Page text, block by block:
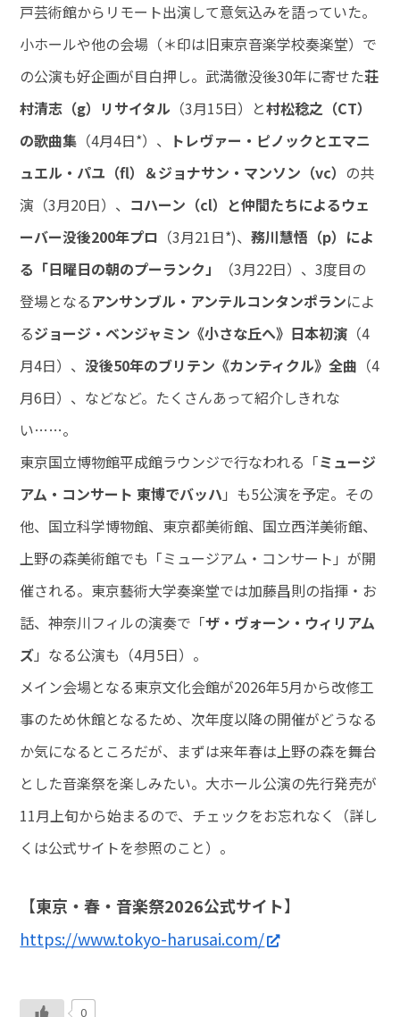
戸芸術館からリモート出演して意気込みを語っていた。
小ホールや他の会場（＊印は旧東京音楽学校奏楽堂）で
の公演も好企画が目白押し。武満徹没後30年に寄せた荘
村清志（g）リサイタル （3月15日）と村松稔之（CT）
の歌曲集 （4月4日*）、
トレヴァー・ピノックとエマニ
ュエル・パユ（fl）＆ジョナサン・マンソン（vc） の共
演（3月20日）、 コハーン（cl）と仲間たちによるウェ
ーバー没後200年プロ （3月21日*)、務川慧悟（p）によ
る「日曜日の朝のプーランク」
（3月22日）、3度目の
登場となるアンサンブル・アンテルコンタンポランによ
るジョージ・ベンジャミン《小さな丘へ》日本初演 （4
月4日）、没後50年のブリテン《カンティクル》全曲 （4
月6日）、などなど。たくさんあって紹介しきれな
い……。
東京国立博物館平成館ラウンジで行なわれる「ミュージ
アム・コンサート 東博でバッハ 」も5公演を予定。その
他、国立科学博物館、東京都美術館、国立西洋美術館、
上野の森美術館でも「ミュージアム・コンサート」が開
催される。東京藝術大学奏楽堂では加藤昌則の指揮・お
話、神奈川フィルの演奏で「ザ・ヴォーン・ウィリアム
ズ」なる公演も（4月5日）。
メイン会場となる東京文化会館が2026年5月から改修工
事のため休館となるため、次年度以降の開催がどうなる
か気になるところだが、まずは来年春は上野の森を舞台
とした音楽祭を楽しみたい。大ホール公演の先行発売が
11月上旬から始まるので、チェックをお忘れなく（詳し
くは公式サイトを参照のこと）。
【東京・春・音楽祭2026公式サイト】
https://www.tokyo-harusai.com/
0